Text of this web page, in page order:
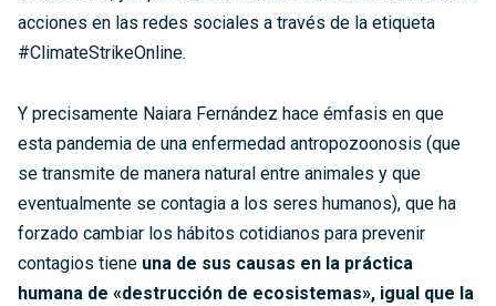
acciones en las redes sociales a través de la etiqueta
#ClimateStrikeOnline.
Y precisamente Naiara Fernández hace émfasis en que
esta pandemia de una enfermedad antropozoonosis (que
se transmite de manera natural entre animales y que
eventualmente se contagia a los seres humanos), que ha
forzado cambiar los hábitos cotidianos para prevenir
contagios tiene una de sus causas en la práctica
humana de «destrucción de ecosistemas», igual que la